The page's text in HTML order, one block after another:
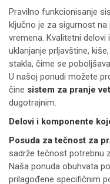
Pravilno funkcionisanje
ključno je za sigurnost
vremena. Kvalitetni
uklanjanje prljavštine,
stakla, čime se
U našoj ponudi možete
čine sistem za pranje
dugotrajnim.
Delovi i komponente
Posuda za tečnost za
sadrže tečnost potrebnu
Naša ponuda obuhvata
prilagođene specifičnim